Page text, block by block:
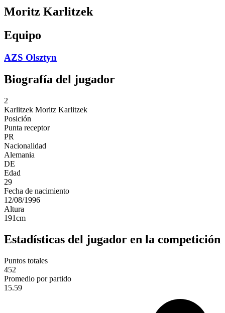
Moritz Karlitzek
Equipo
AZS Olsztyn
Biografía del jugador
2
Karlitzek Moritz Karlitzek
Posición
Punta receptor
PR
Nacionalidad
Alemania
DE
Edad
29
Fecha de nacimiento
12/08/1996
Altura
191cm
Estadísticas del jugador en la competición
Puntos totales
452
Promedio por partido
15.59